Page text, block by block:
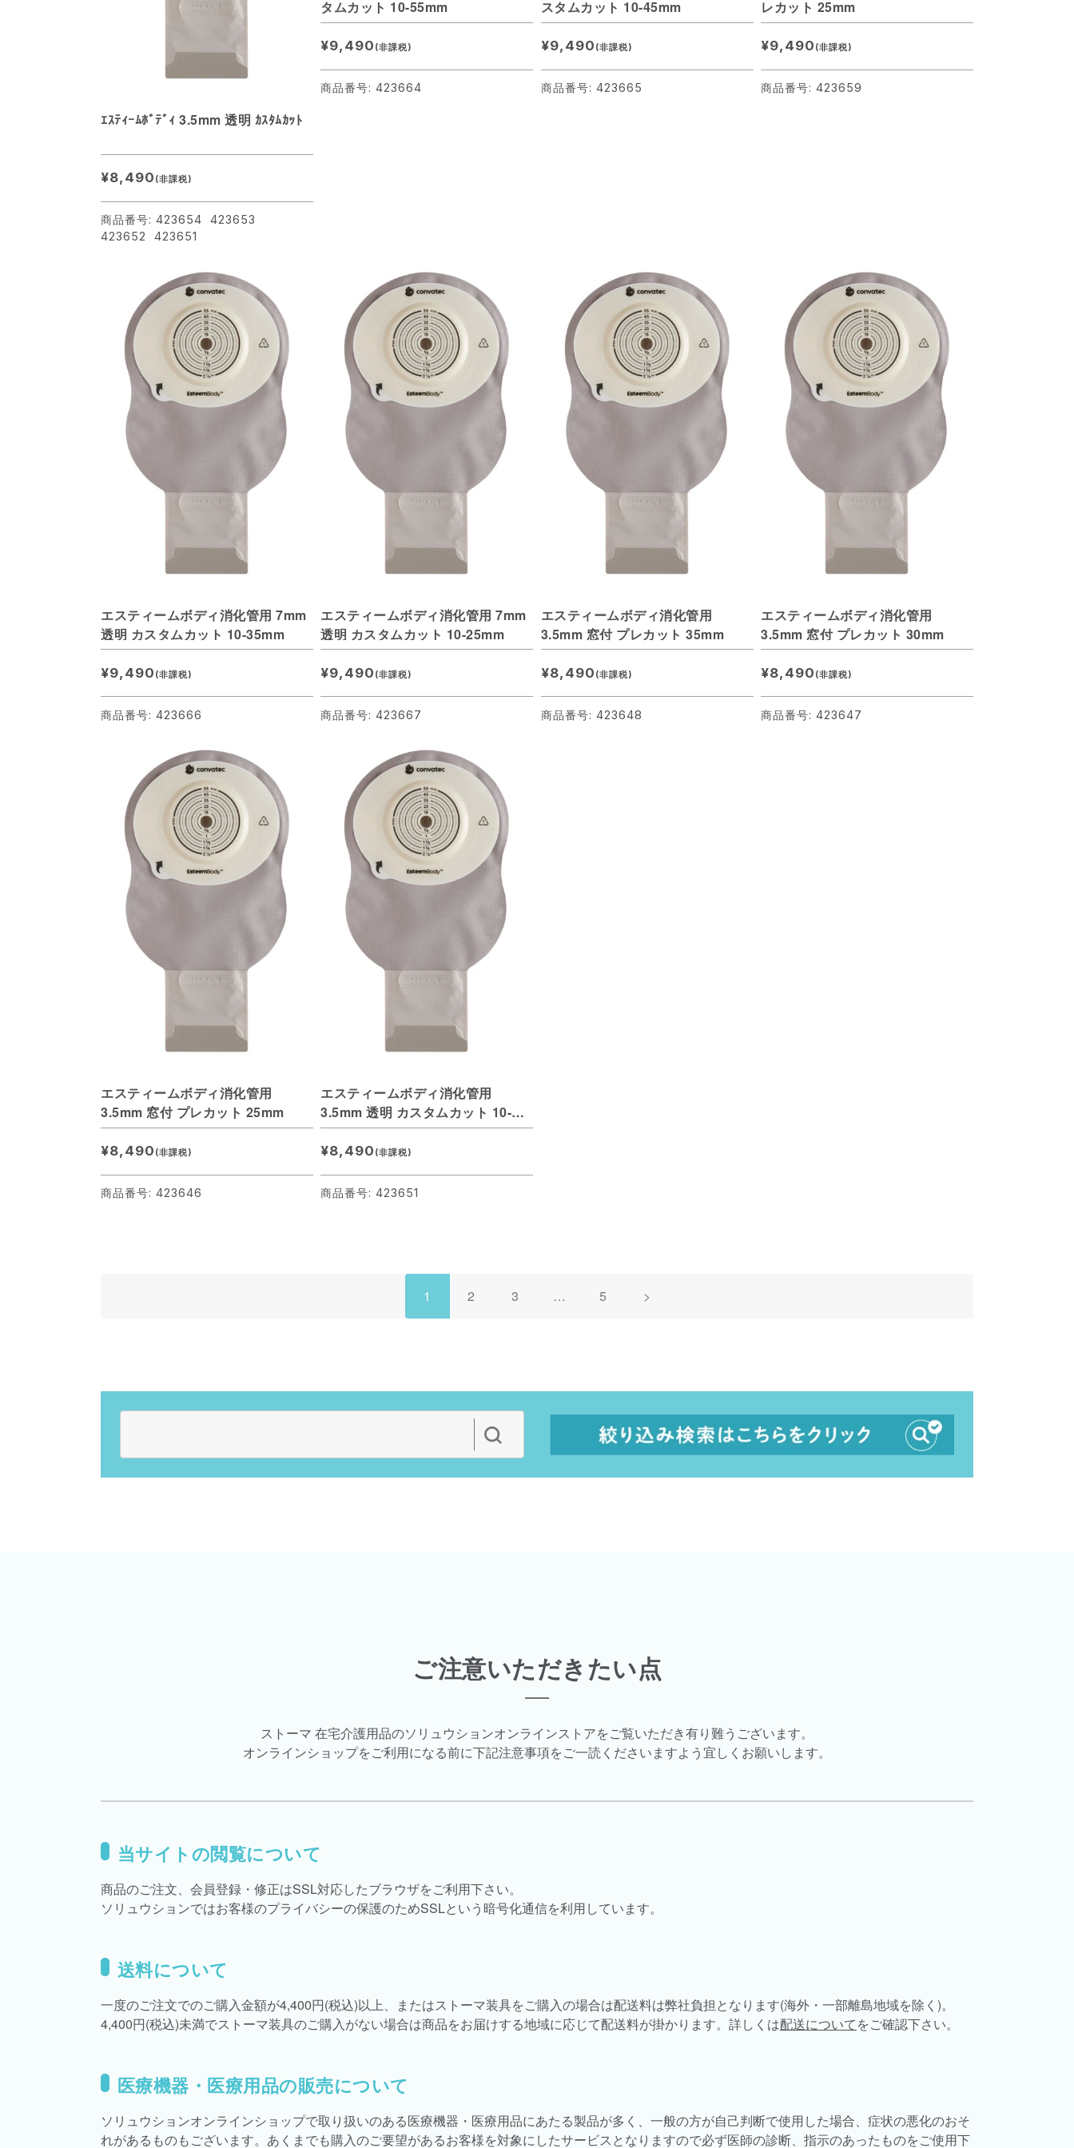
ｴｽﾃｨｰﾑﾎﾞﾃﾞｨ 3.5mm 透明 ｶｽﾀﾑｶｯﾄ
¥8,490 (非課税)
商品番号: 423654 423653
423652 423651
タムカット 10-55mm
¥9,490 (非課税)
商品番号: 423664
スタムカット 10-45mm
¥9,490 (非課税)
商品番号: 423665
レカット 25mm
¥9,490 (非課税)
商品番号: 423659
エスティームボディ消化管用 7mm
透明 カスタムカット 10-35mm
¥9,490 (非課税)
商品番号: 423666
エスティームボディ消化管用 7mm
透明 カスタムカット 10-25mm
¥9,490 (非課税)
商品番号: 423667
エスティームボディ消化管用
3.5mm 窓付 プレカット 35mm
¥8,490 (非課税)
商品番号: 423648
エスティームボディ消化管用
3.5mm 窓付 プレカット 30mm
¥8,490 (非課税)
商品番号: 423647
エスティームボディ消化管用
3.5mm 窓付 プレカット 25mm
¥8,490 (非課税)
商品番号: 423646
エスティームボディ消化管用
3.5mm 透明 カスタムカット 10-
55mm
¥8,490 (非課税)
商品番号: 423651
1 2 3 … 5 >
ご注意いただきたい点
ストーマ 在宅介護用品のソリュウションオンラインストアをご覧いただき有り難うございます。
オンラインショップをご利用になる前に下記注意事項をご一読くださいますよう宜しくお願いします。
当サイトの閲覧について
商品のご注文、会員登録・修正はSSL対応したブラウザをご利用下さい。
ソリュウションではお客様のプライバシーの保護のためSSLという暗号化通信を利用しています。
送料について
一度のご注文でのご購入金額が4,400円(税込)以上、またはストーマ装具をご購入の場合は配送料は弊社負担となります(海外・一部離島地域を除く)。
4,400円(税込)未満でストーマ装具のご購入がない場合は商品をお届けする地域に応じて配送料が掛かります。詳しくは配送についてをご確認下さい。
医療機器・医療用品の販売について
ソリュウションオンラインショップで取り扱いのある医療機器・医療用品にあたる製品が多く、一般の方が自己判断で使用した場合、症状の悪化のおそ
れがあるものもございます。あくまでも購入のご要望があるお客様を対象にしたサービスとなりますので必ず医師の診断、指示のあったものをご使用下